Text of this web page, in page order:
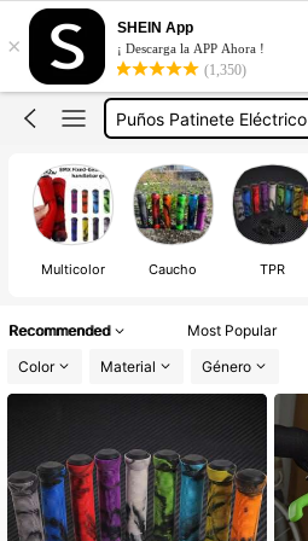
×
SHEIN App
¡ Descarga la APP Ahora !
(1,350)
Accesorios Bicicleta
Puños Patinete Eléctrico
Puños De Patin Electrico
Bicicletas Accesorios
Puños De Bicicleta
Multicolor Caucho TPR
Recommended Most Popular
Color
Material Género